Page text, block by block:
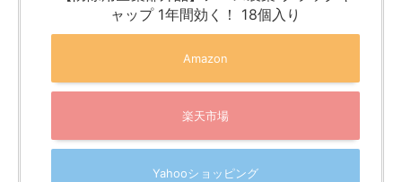
ャップ 1年間効く！ 18個入り
Amazon
楽天市場
Yahooショッピング